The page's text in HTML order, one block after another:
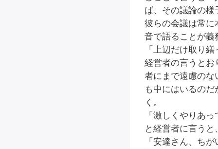
ば、その議論の様
彼らの会議は常に
音で語ることが義
「上辺だけ取り
経営者の言うとお
者にまで遠慮のな
も中にはいるの
く。
「激しくやりあ
と経営者に言うと
「安達さん、ち